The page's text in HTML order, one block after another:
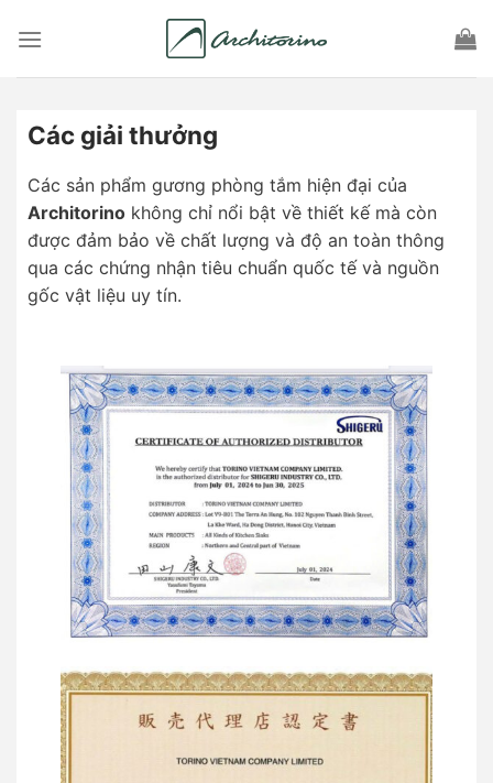
Các giải thưởng
Các sản phẩm gương phòng tắm hiện đại của
Architorino không chỉ nổi bật về thiết kế mà còn
được đảm bảo về chất lượng và độ an toàn thông
qua các chứng nhận tiêu chuẩn quốc tế và nguồn
gốc vật liệu uy tín.